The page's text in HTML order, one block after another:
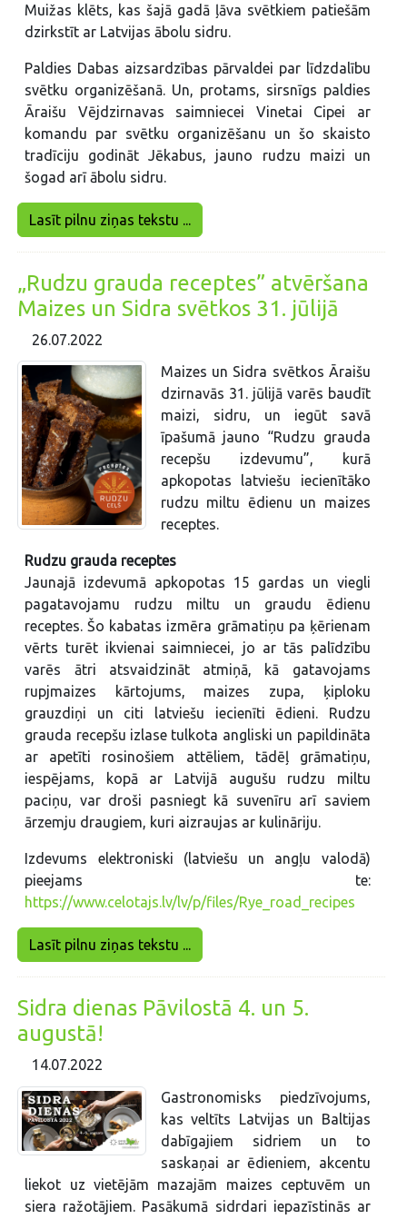
Muižas klēts, kas šajā gadā ļāva svētkiem patiešām
dzirkstīt ar Latvijas ābolu sidru.
Paldies Dabas aizsardzības pārvaldei par līdzdalību
svētku organizēšanā. Un, protams, sirsnīgs paldies
Āraišu Vējdzirnavas saimniecei Vinetai Cipei ar
komandu par svētku organizēšanu un šo skaisto
tradīciju godināt Jēkabus, jauno rudzu maizi un
šogad arī ābolu sidru.
Lasīt pilnu ziņas tekstu ...
„Rudzu grauda receptes” atvēršana
Maizes un Sidra svētkos 31. jūlijā
26.07.2022
Maizes un Sidra svētkos Āraišu
dzirnavās 31. jūlijā varēs baudīt
maizi, sidru, un iegūt savā
īpašumā jauno “Rudzu grauda
recepšu izdevumu”, kurā
apkopotas latviešu iecienītāko
rudzu miltu ēdienu un maizes
receptes.
Rudzu grauda receptes
Jaunajā izdevumā apkopotas 15 gardas un viegli
pagatavojamu rudzu miltu un graudu ēdienu
receptes. Šo kabatas izmēra grāmatiņu pa ķērienam
vērts turēt ikvienai saimniecei, jo ar tās palīdzību
varēs ātri atsvaidzināt atmiņā, kā gatavojams
rupjmaizes kārtojums, maizes zupa, ķiploku
grauzdiņi un citi latviešu iecienīti ēdieni. Rudzu
grauda recepšu izlase tulkota angliski un papildināta
ar apetīti rosinošiem attēliem, tādēļ grāmatiņu,
iespējams, kopā ar Latvijā augušu rudzu miltu
paciņu, var droši pasniegt kā suvenīru arī saviem
ārzemju draugiem, kuri aizraujas ar kulināriju.
Izdevums elektroniski (latviešu un angļu valodā)
pieejams te:
https://www.celotajs.lv/lv/p/files/Rye_road_recipes
Lasīt pilnu ziņas tekstu ...
Sidra dienas Pāvilostā 4. un 5.
augustā!
14.07.2022
Gastronomisks piedzīvojums,
kas veltīts Latvijas un Baltijas
dabīgajiem sidriem un to
saskaņai ar ēdieniem, akcentu
liekot uz vietējām mazajām maizes ceptuvēm un
siera ražotājiem. Pasākumā sidrdari iepazīstinās ar